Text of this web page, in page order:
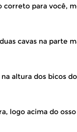
correto para você,
cavas na parte
altura dos bicos
logo acima do